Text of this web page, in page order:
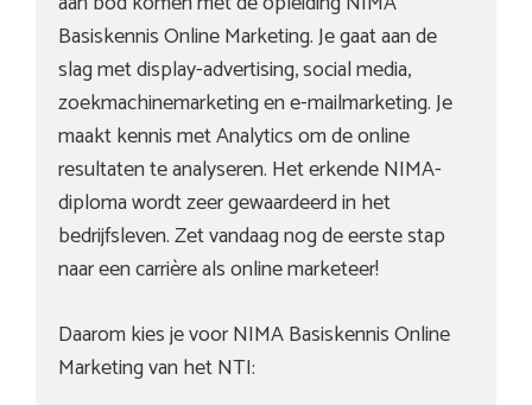
Basiskennis Online Marketing. Je gaat aan de
slag met display-advertising, social media,
zoekmachinemarketing en e-mailmarketing. Je
maakt kennis met Analytics om de online
resultaten te analyseren. Het erkende NIMA-
diploma wordt zeer gewaardeerd in het
bedrijfsleven. Zet vandaag nog de eerste stap
naar een carrière als online marketeer!
Daarom kies je voor NIMA Basiskennis Online
Marketing van het NTI: